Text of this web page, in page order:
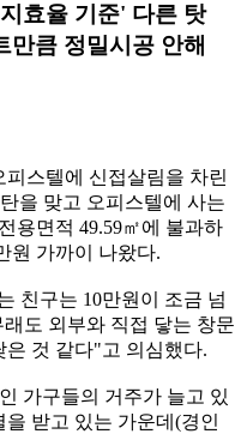
효율 기준' 다른 탓
만큼 정밀시공 안해
스텔에 신접살림을 차린
을 맞고 오피스텔에 사는
용면적 49.59㎡에 불과하
원 가까이 나왔다.
친구는 10만원이 조금 넘
도 외부와 직접 닿는 창문
것 같다"고 의심했다.
가구들의 거주가 늘고 있
받고 있는 가운데(경인